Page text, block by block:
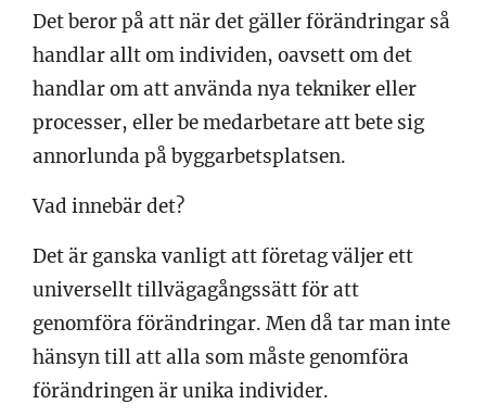
Det beror på att när det gäller förändringar så
handlar allt om individen, oavsett om det
handlar om att använda nya tekniker eller
processer, eller be medarbetare att bete sig
annorlunda på byggarbetsplatsen.
Vad innebär det?
Det är ganska vanligt att företag väljer ett
universellt tillvägagångssätt för att
genomföra förändringar. Men då tar man inte
hänsyn till att alla som måste genomföra
förändringen är unika individer.